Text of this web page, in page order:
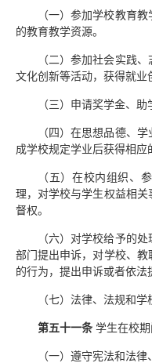
（一）参加学校教育
的教育教学资源。
（二）参加社会实践
文化创新等活动，获得就业
（三）申请奖学金、助
（四）在思想品德、
成学校规定学业后获得相应
（五）在校内组织、
理，对学校与学生权益相
督权。
（六）对学校给予的
部门提出申诉，对学校、
的行为，提出申诉或者依法
（七）法律、法规和学
第五十一条 学生在校期
（一）遵守宪法和法律